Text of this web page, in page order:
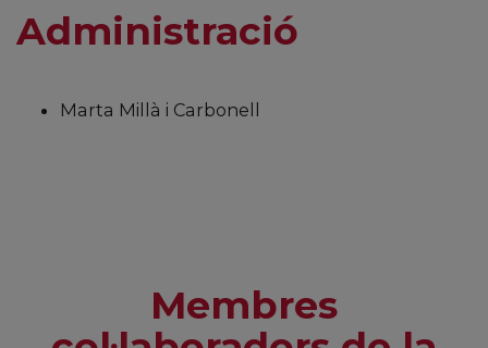
Administració
Marta Millà i Carbonell
Membres